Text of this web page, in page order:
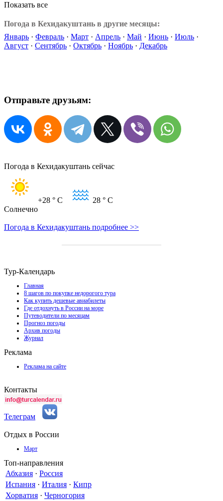
Показать все
Погода в Кехидакуштань в другие месяцы:
Январь · Февраль · Март · Апрель · Май · Июнь · Июль ·
Август · Сентябрь · Октябрь · Ноябрь · Декабрь
Отправьте друзьям:
Погода в Кехидакуштань сейчас
+28 ° C 28 ° C
Солнечно
Погода в Кехидакуштань подробнее >>
Тур-Календарь
Главная
8 шагов по покупке недорогого тура
Как купить дешевые авиабилеты
Где отдохнуть в России на море
Путеводители по месяцам
Прогноз погоды
Архив погоды
Журнал
Реклама
Реклама на сайте
Контакты
Телеграм
Отдых в России
Март
Топ-направления
Абхазия · Россия
Испания · Италия · Кипр
Хорватия · Черногория